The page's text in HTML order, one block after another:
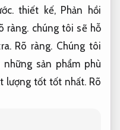
thiết kế, Phản hồi
ràng. chúng tôi sẽ hỗ
Rõ ràng. Chúng tôi
sản phẩm phù
lượng tốt tốt nhất. Rõ